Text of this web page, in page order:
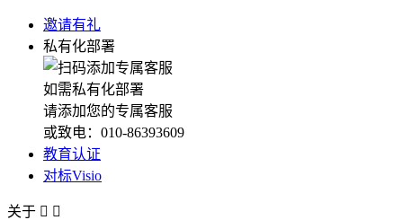
邀请有礼
私有化部署
如需私有化部署
请添加您的专属客服
或致电：010-86393609
教育认证
对标Visio
关于  